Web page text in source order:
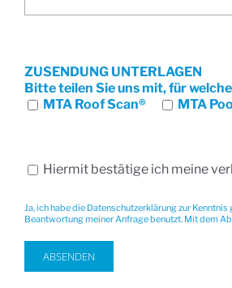
ZUSENDUNG UNTERLAGEN
Bitte teilen Sie uns mit, für
MTA Roof Scan®
MTA
Hiermit bestätige ich meine
Ja, ich habe die Datenschutzerklärungzur Kenntnis
Beantwortung meiner Anfrage benutzt. Mit dem